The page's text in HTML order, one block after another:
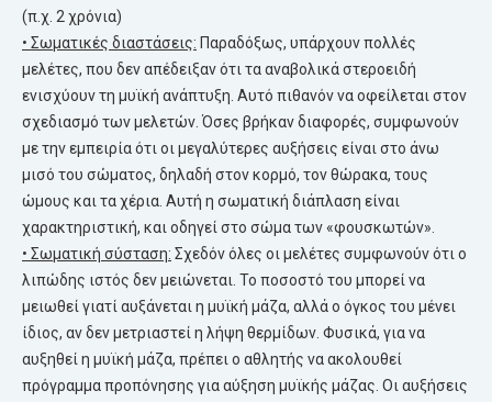
(π.χ. 2 χρόνια)
• Σωματικές διαστάσεις: Παραδόξως, υπάρχουν πολλές
μελέτες, που δεν απέδειξαν ότι τα αναβολικά στεροειδή
ενισχύουν τη μυϊκή ανάπτυξη. Αυτό πιθανόν να οφείλεται στον
σχεδιασμό των μελετών. Όσες βρήκαν διαφορές, συμφωνούν
με την εμπειρία ότι οι μεγαλύτερες αυξήσεις είναι στο άνω
μισό του σώματος, δηλαδή στον κορμό, τον θώρακα, τους
ώμους και τα χέρια. Αυτή η σωματική διάπλαση είναι
χαρακτηριστική, και οδηγεί στο σώμα των «φουσκωτών».
• Σωματική σύσταση: Σχεδόν όλες οι μελέτες συμφωνούν ότι ο
λιπώδης ιστός δεν μειώνεται. Το ποσοστό του μπορεί να
μειωθεί γιατί αυξάνεται η μυϊκή μάζα, αλλά ο όγκος του μένει
ίδιος, αν δεν μετριαστεί η λήψη θερμίδων. Φυσικά, για να
αυξηθεί η μυϊκή μάζα, πρέπει ο αθλητής να ακολουθεί
πρόγραμμα προπόνησης για αύξηση μυϊκής μάζας. Οι αυξήσεις